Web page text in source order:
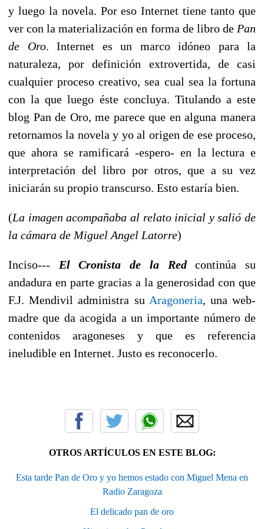
y luego la novela. Por eso Internet tiene tanto que
ver con la materialización en forma de libro de Pan
de Oro. Internet es un marco idóneo para la
naturaleza, por definición extrovertida, de casi
cualquier proceso creativo, sea cual sea la fortuna
con la que luego éste concluya. Titulando a este
blog Pan de Oro, me parece que en alguna manera
retornamos la novela y yo al origen de ese proceso,
que ahora se ramificará -espero- en la lectura e
interpretación del libro por otros, que a su vez
iniciarán su propio transcurso. Esto estaría bien.
(La imagen acompañaba al relato inicial y salió de
la cámara de Miguel Angel Latorre)
Inciso--- El Cronista de la Redcontinúa su
andadura en parte gracias a la generosidad con que
F.J. Mendivil administra su Aragoneria, una web-
madre que da acogida a un importante número de
contenidos aragoneses y que es referencia
ineludible en Internet. Justo es reconocerlo.
OTROS ARTÍCULOS EN ESTE BLOG:
Esta tarde Pan de Oro y yo hemos estado con Miguel Mena en
Radio Zaragoza
El delicado pan de oro